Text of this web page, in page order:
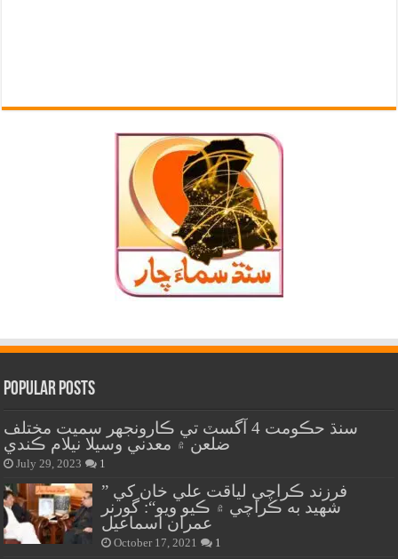
Popular Posts
سنڌ حڪومت 4 آگسٽ تي ڪارونجهر سميت مختلف
ضلعن ۾ معدني وسيلا نيلام ڪندي
July 29, 2023 1
” فرزند ڪراچي لياقت علي خان کي
شهيد به ڪراچي ۾ ڪيو ويو“: گورنر
عمران اسماعيل
October 17, 2021 1